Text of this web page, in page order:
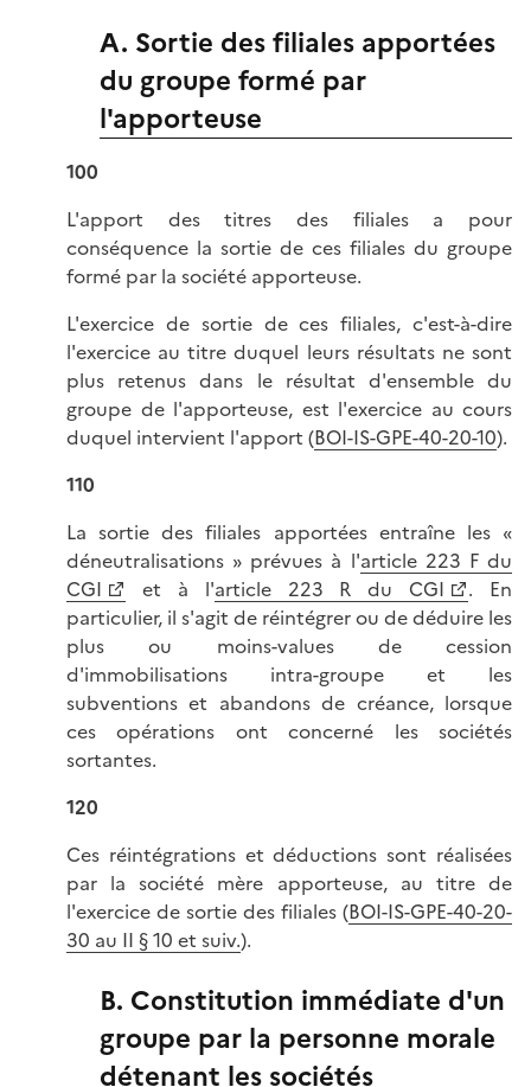
A. Sortie des filiales apportées
du groupe formé par
l'apporteuse
100
L'apport des titres des filiales a pour
conséquence la sortie de ces filiales du groupe
formé par la société apporteuse.
L'exercice de sortie de ces filiales, c'est-à-dire
l'exercice au titre duquel leurs résultats ne sont
plus retenus dans le résultat d'ensemble du
groupe de l'apporteuse, est l'exercice au cours
duquel intervient l'apport (BOI-IS-GPE-40-20-10).
110
La sortie des filiales apportées entraîne les «
déneutralisations » prévues à l'article 223 F du
CGI
et à l'article 223 R du CGI
. En
particulier, il s'agit de réintégrer ou de déduire les
plus ou moins-values de cession
d'immobilisations intra-groupe et les
subventions et abandons de créance, lorsque
ces opérations ont concerné les sociétés
sortantes.
120
Ces réintégrations et déductions sont réalisées
par la société mère apporteuse, au titre de
l'exercice de sortie des filiales (BOI-IS-GPE-40-20-
30 au II § 10 et suiv.).
B. Constitution immédiate d'un
groupe par la personne morale
détenant les sociétés